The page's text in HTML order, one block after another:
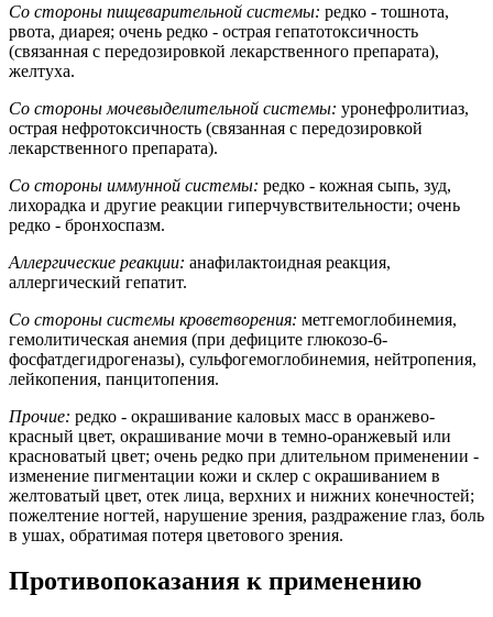
Со стороны пищеварительной системы: редко - тошнота,
рвота, диарея; очень редко - острая гепатотоксичность
(связанная с передозировкой лекарственного препарата),
желтуха.
Со стороны мочевыделительной системы: уронефролитиаз,
острая нефротоксичность (связанная с передозировкой
лекарственного препарата).
Со стороны иммунной системы: редко - кожная сыпь, зуд,
лихорадка и другие реакции гиперчувствительности; очень
редко - бронхоспазм.
Аллергические реакции: анафилактоидная реакция,
аллергический гепатит.
Со стороны системы кроветворения: метгемоглобинемия,
гемолитическая анемия (при дефиците глюкозо-6-
фосфатдегидрогеназы), сульфогемоглобинемия, нейтропения,
лейкопения, панцитопения.
Прочие: редко - окрашивание каловых масс в оранжево-
красный цвет, окрашивание мочи в темно-оранжевый или
красноватый цвет; очень редко при длительном применении -
изменение пигментации кожи и склер с окрашиванием в
желтоватый цвет, отек лица, верхних и нижних конечностей;
пожелтение ногтей, нарушение зрения, раздражение глаз, боль
в ушах, обратимая потеря цветового зрения.
Противопоказания к применению